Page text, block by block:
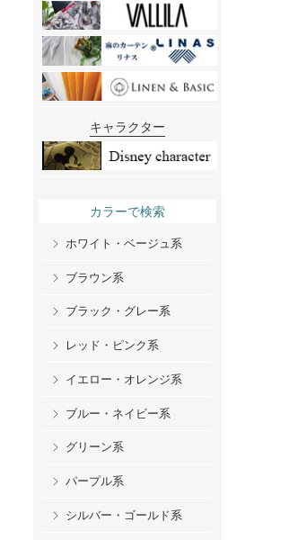
キャラクター
カラーで検索
ホワイト・ベージュ系
ブラウン系
ブラック・グレー系
レッド・ピンク系
イエロー・オレンジ系
ブルー・ネイビー系
グリーン系
パープル系
シルバー・ゴールド系